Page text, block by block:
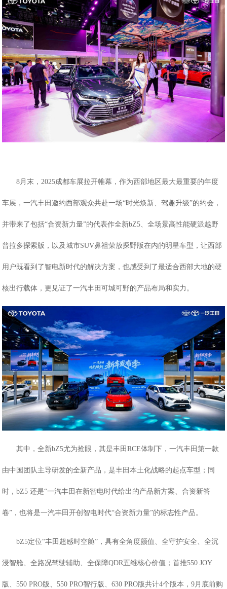
8月末，2025成都车展拉开帷幕，作为西部地区最大最重要的年度
车展，一汽丰田邀约西部观众共赴一场“时光焕新、驾趣升级”的约会，
并带来了包括“合资新力量”的代表作全新bZ5、全场景高性能硬派越野
普拉多探索版，以及城市SUV鼻祖荣放探野版在内的明星车型，让西部
用户既看到了智电新时代的解决方案，也感受到了最适合西部大地的硬
核出行载体，更见证了一汽丰田可城可野的产品布局和实力。
其中，全新bZ5尤为抢眼，其是丰田RCE体制下，一汽丰田第一款
由中国团队主导研发的全新产品，是丰田本土化战略的起点车型；同
时，bZ5 还是“一汽丰田在新智电时代给出的产品新方案、合资新答
卷”，也将是一汽丰田开创智电时代“合资新力量”的标志性产品。
bZ5定位“丰田超感时空舱”，具有全角度颜值、全守护安全、全沉
浸智舱、全路况驾驶辅助、全保障QDR五维核心价值；首推550 JOY
版、550 PRO版、550 PRO智行版、630 PRO版共计4个版本，9月底前购